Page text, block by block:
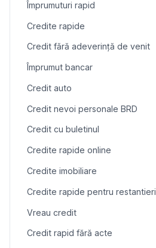
Împrumuturi rapid
Credite rapide
Credit fără adeverință de venit
Împrumut bancar
Credit auto
Credit nevoi personale BRD
Credit cu buletinul
Credite rapide online
Credite imobiliare
Credite rapide pentru restantieri
Vreau credit
Credit rapid fără acte